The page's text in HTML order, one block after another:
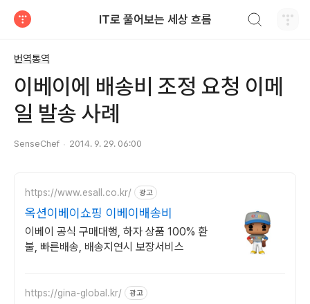
IT로 풀어보는 세상 흐름
번역통역
이베이에 배송비 조정 요청 이메
일 발송 사례
SenseChef 2014. 9. 29. 06:00
https://www.esall.co.kr/ 광고
옥션이베이쇼핑 이베이배송비
이베이 공식 구매대행, 하자 상품 100% 환
불, 빠른배송, 배송지연시 보장서비스
https://gina-global.kr/ 광고